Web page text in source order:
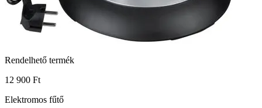
Rendelhető termék
12 900 Ft
Elektromos fűtő